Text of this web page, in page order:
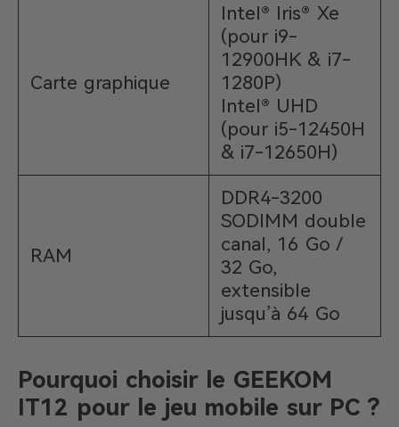
Carte graphique
Intel® Iris® Xe
(pour i9-
12900HK & i7-
1280P)
Intel® UHD
(pour i5-12450H
& i7-12650H)
RAM
DDR4-3200
SODIMM double
canal, 16 Go /
32 Go,
extensible
jusqu’à 64 Go
Pourquoi choisir le GEEKOM
IT12 pour le jeu mobile sur PC ?